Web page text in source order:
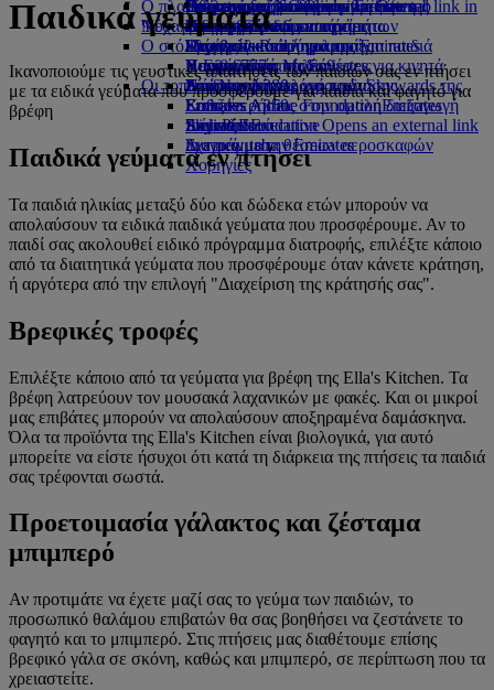
στο αεροδρόμιο Opens an external link in
a new tab
Γεύματα στην Οικονομική Θέση
Ποτά και αναψυκτικά
Ο στόλος μας
Boeing 777
Emirates A380
Emirates A350
Emirates Executive
Διαγράμματα θέσεων αεροσκαφών
Συλλογή αφορολογήτων ειδών της
Emirates
Επίσημο κατάστημα της Emirates
Γεύματα για παιδιά και βρέφη
Ψυχαγωγία για παιδιά
Ψυχαγωγικό πρόγραμμα για παιδιά
Παιχνίδια για παιδιά
Δραστηριότητες για παιδιά
Ο πλανήτης μας
Βιωσιμότητα δραστηριοτήτων
Περιβαλλοντική πολιτική
Περιβαλλοντικές εκθέσεις
Οι τοπικές κοινότητες
Emirates Airline FoundationEmirates
Airline Foundation Opens an external link
in a new tab
Χορηγίες
Αθήνα προς Ντουμπάι
Νέοι προορισμοί
Ελσίνκι
Χανγκτσόου
Ντα Νανγκ
Σεντζέν
Σιέμ Ρίεπ
Opens an external link in a new tab
Συνεργαζόμενες εταιρείες
Skywards Rail
Υπολογιστής Μιλίων
Σύνδεση στο πρόγραμμα Skywards της
Emirates
Skywards+
Προσιτά ταξίδια με την Emirates
Ειδική βοήθεια και αιτήματα
Emirates
Η εμπειρία σας εν πτήσει
Εργαλεία και πληροφορίες
Η Εφαρμογή της Emirates για κινητά
Ακύρωση ή αλλαγή κράτησης
Καθυστερήσεις στην ομαλή διεξαγωγή
του ταξιδιού
Σχετικά με την Emirates
Παιδικά γεύματα
Ικανοποιούμε τις γευστικές απαιτήσεις των παιδιών σας εν πτήσει
με τα ειδικά γεύματα που προσφέρουμε για παιδιά και φαγητό για
βρέφη
Παιδικά γεύματα εν πτήσει
Τα παιδιά ηλικίας μεταξύ δύο και δώδεκα ετών μπορούν να
απολαύσουν τα ειδικά παιδικά γεύματα που προσφέρουμε. Αν το
παιδί σας ακολουθεί ειδικό πρόγραμμα διατροφής, επιλέξτε κάποιο
από τα διαιτητικά γεύματα που προσφέρουμε όταν κάνετε κράτηση,
ή αργότερα από την επιλογή "Διαχείριση της κράτησής σας".
Βρεφικές τροφές
Επιλέξτε κάποιο από τα γεύματα για βρέφη της Ella's Kitchen. Τα
βρέφη λατρεύουν τον μουσακά λαχανικών με φακές. Και οι μικροί
μας επιβάτες μπορούν να απολαύσουν αποξηραμένα δαμάσκηνα.
Όλα τα προϊόντα της Ella's Kitchen είναι βιολογικά, για αυτό
μπορείτε να είστε ήσυχοι ότι κατά τη διάρκεια της πτήσεις τα παιδιά
σας τρέφονται σωστά.
Προετοιμασία γάλακτος και ζέσταμα
μπιμπερό
Αν προτιμάτε να έχετε μαζί σας το γεύμα των παιδιών, το
προσωπικό θαλάμου επιβατών θα σας βοηθήσει να ζεστάνετε το
φαγητό και το μπιμπερό. Στις πτήσεις μας διαθέτουμε επίσης
βρεφικό γάλα σε σκόνη, καθώς και μπιμπερό, σε περίπτωση που τα
χρειαστείτε.